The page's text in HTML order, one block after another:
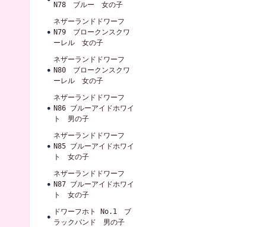
N78 ブルー 女の子
ネザーランドドワーフ
N79 ブロークンスクワ
ーレル 女の子
ネザーランドドワーフ
N80 ブロークンスクワ
ーレル 女の子
ネザーランドドワーフ
N86 ブルーアイドホワイ
ト 男の子
ネザーランドドワーフ
N85 ブルーアイドホワイ
ト 女の子
ネザーランドドワーフ
N87 ブルーアイドホワイ
ト 女の子
ドワーフホト No.1 ブ
ラックバンド 男の子